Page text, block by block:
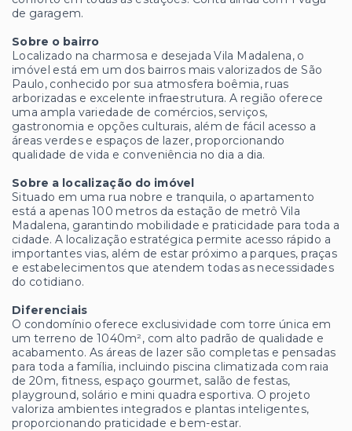
de garagem.
Sobre o bairro
Localizado na charmosa e desejada Vila Madalena, o
imóvel está em um dos bairros mais valorizados de São
Paulo, conhecido por sua atmosfera boêmia, ruas
arborizadas e excelente infraestrutura. A região oferece
uma ampla variedade de comércios, serviços,
gastronomia e opções culturais, além de fácil acesso a
áreas verdes e espaços de lazer, proporcionando
qualidade de vida e conveniência no dia a dia.
Sobre a localização do imóvel
Situado em uma rua nobre e tranquila, o apartamento
está a apenas 100 metros da estação de metrô Vila
Madalena, garantindo mobilidade e praticidade para toda a
cidade. A localização estratégica permite acesso rápido a
importantes vias, além de estar próximo a parques, praças
e estabelecimentos que atendem todas as necessidades
do cotidiano.
Diferenciais
O condomínio oferece exclusividade com torre única em
um terreno de 1040m², com alto padrão de qualidade e
acabamento. As áreas de lazer são completas e pensadas
para toda a família, incluindo piscina climatizada com raia
de 20m, fitness, espaço gourmet, salão de festas,
playground, solário e mini quadra esportiva. O projeto
valoriza ambientes integrados e plantas inteligentes,
proporcionando praticidade e bem-estar.